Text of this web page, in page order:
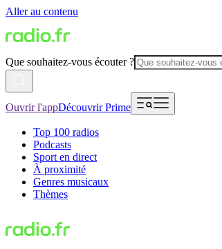
Aller au contenu
Que souhaitez-vous écouter ?
Ouvrir l'appDécouvrir Prime
Top 100 radios
Podcasts
Sport en direct
À proximité
Genres musicaux
Thèmes